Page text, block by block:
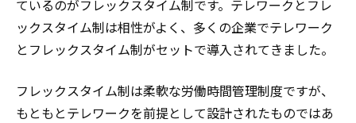
ているのがフレックスタイム制です。テレワークとフレ
ックスタイム制は相性がよく、多くの企業でテレワーク
とフレックスタイム制がセットで導入されてきました。
フレックスタイム制は柔軟な労働時間管理制度ですが、
もともとテレワークを前提として設計されたものではあ